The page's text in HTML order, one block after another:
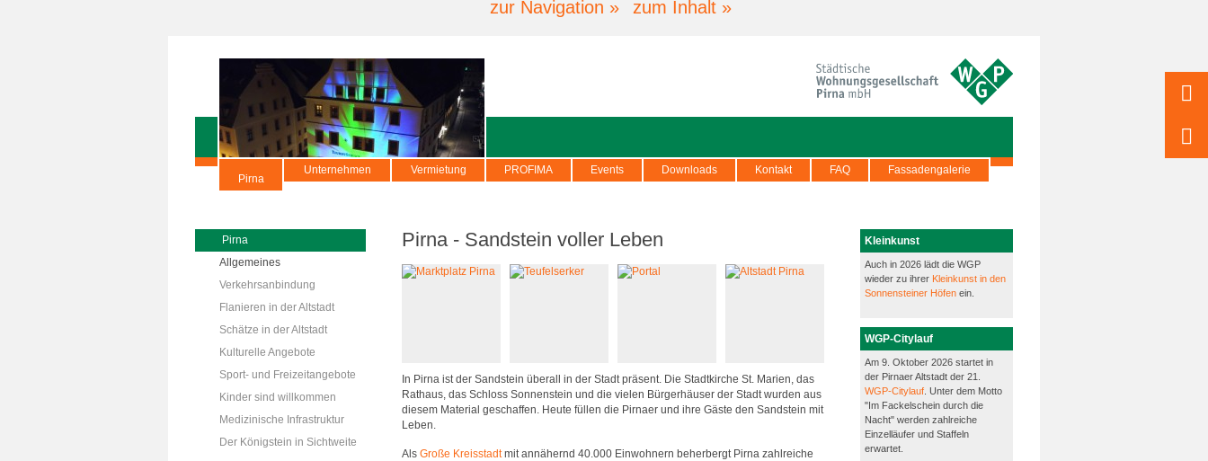
zur Navigation » zum Inhalt »
Pirna
Unternehmen Vermietung PROFIMA Events Downloads Kontakt FAQ Fassadengalerie
Pirna
Allgemeines
Verkehrsanbindung
Flanieren in der Altstadt
Schätze in der Altstadt
Kulturelle Angebote
Sport- und Freizeitangebote
Kinder sind willkommen
Medizinische Infrastruktur
Der Königstein in Sichtweite
Pirna - Sandstein voller Leben
In Pirna ist der Sandstein überall in der Stadt präsent. Die Stadtkirche St. Marien, das
Rathaus, das Schloss Sonnenstein und die vielen Bürgerhäuser der Stadt wurden aus
diesem Material geschaffen. Heute füllen die Pirnaer und ihre Gäste den Sandstein mit
Leben.
Als Große Kreisstadtmit annähernd 40.000 Einwohnern beherbergt Pirna zahlreiche
Kleinkunst
Auch in 2026 lädt die WGP
wieder zu ihrer Kleinkunst in den
Sonnensteiner Höfen ein.
WGP-Citylauf
Am 9. Oktober 2026 startet in
der Pirnaer Altstadt der 21.
WGP-Citylauf . Unter dem Motto
"Im Fackelschein durch die
Nacht" werden zahlreiche
Einzelläufer und Staffeln
erwartet.